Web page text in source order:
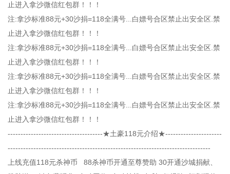
止进入拿沙微信红包群！！！
注:拿沙标准88元+30沙捐=118全满号...白嫖号合区禁止出安全区.禁
止进入拿沙微信红包群！！！
注:拿沙标准88元+30沙捐=118全满号...白嫖号合区禁止出安全区.禁
止进入拿沙微信红包群！！！
注:拿沙标准88元+30沙捐=118全满号...白嫖号合区禁止出安全区.禁
止进入拿沙微信红包群！！！
注:拿沙标准88元+30沙捐=118全满号...白嫖号合区禁止出安全区.禁
止进入拿沙微信红包群！！！
-------------------------------------★土豪118元介绍★----------------------
-------------------------------------------------------------------------------
上线充值118元杀神币 88杀神币开通至尊赞助 30开通沙城捐献、